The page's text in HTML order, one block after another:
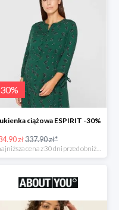
30%
ciążowa ESPIRIT -30%
zł337.90 zł*
*najniższa cena z 30 dni przed obniżką